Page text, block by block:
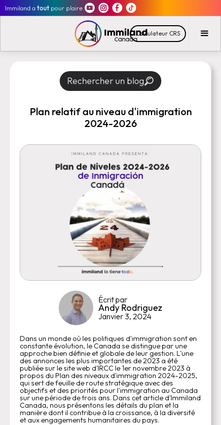
Immiland a tout pour plaire
Calculateur CRS
Rechercher un blog
Plan relatif au niveau d'immigration
2024-2026
Écrit par
Andy Rodriguez
Janvier 3, 2024
Dans un monde où les politiques d'immigration sont en
constante évolution, le Canada se distingue par une
approche bien définie et globale de leur gestion. L'une
des annonces les plus importantes de 2023 a été
publiée sur le site web d'IRCC le 1er novembre 2023 à
propos du Plan des niveaux d'immigration 2024-2025,
qui sert de feuille de route stratégique avec des
objectifs et des priorités pour l'immigration au Canada
sur une période de trois ans. Dans cet article d'Immiland
Canada, nous présentons les détails du plan et la
manière dont il contribue à la croissance, à la diversité
et aux engagements humanitaires du pays.